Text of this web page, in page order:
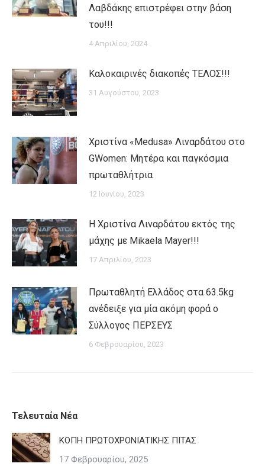
Λαβδάκης επιστρέφει στην βάση
του!!!
4 Απριλίου, 2024
Καλοκαιρινές διακοπές ΤΕΛΟΣ!!!
31 Αυγούστου, 2023
Χριστίνα «Medusa» Λιναρδάτου στο
GWomen: Μητέρα και παγκόσμια
πρωταθλήτρια
12 Ιουνίου, 2023
H Χριστίνα Λιναρδάτου εκτός της
μάχης με Mikaela Mayer!!!
17 Απριλίου, 2023
Πρωταθλητή Ελλάδος στα 63.5kg
ανέδειξε για μία ακόμη φορά ο
Σύλλογος ΠΕΡΣΕΥΣ
6 Φεβρουαρίου, 2023
Τελευταία Νέα
ΚΟΠΗ ΠΡΩΤΟΧΡΟΝΙΑΤΙΚΗΣ ΠΙΤΑΣ
17 Φεβρουαρίου, 2025